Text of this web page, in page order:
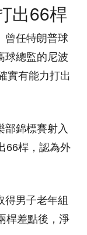
出66桿
曾任特朗普球
球總監的尼波
實有能力打出
部錦標賽射入
66桿，認為外
得男子老年組
桿差點後，淨